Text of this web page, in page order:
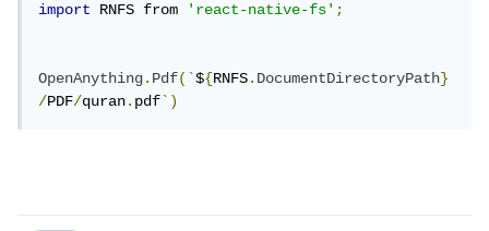
import RNFS from 'react-native-fs';
OpenAnything.Pdf(`${RNFS.DocumentDirectoryPath}
/PDF/quran.pdf`)